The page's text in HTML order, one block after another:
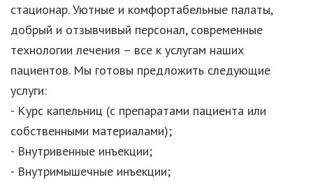
стационар. Уютные и комфортабельные палаты,
добрый и отзывчивый персонал, современные
технологии лечения – все к услугам наших
пациентов. Мы готовы предложить следующие
услуги:
- Курс капельниц (с препаратами пациента или
собственными материалами);
- Внутривенные инъекции;
- Внутримышечные инъекции;